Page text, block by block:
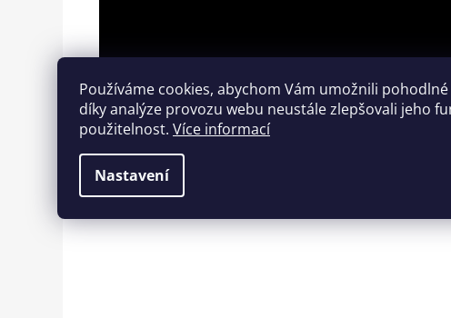
Používáme cookies, abychom Vám umožnili
díky analýze provozu webu neustále zlepšovali jeho
použitelnost. Více informací
Nastavení